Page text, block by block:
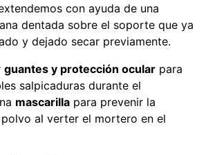
con ayuda de una
dentada sobre el soporte que ya
y dejado secar previamente.
guantes y protección ocular para
salpicaduras durante el
mascarilla para prevenir la
al verter el mortero en el